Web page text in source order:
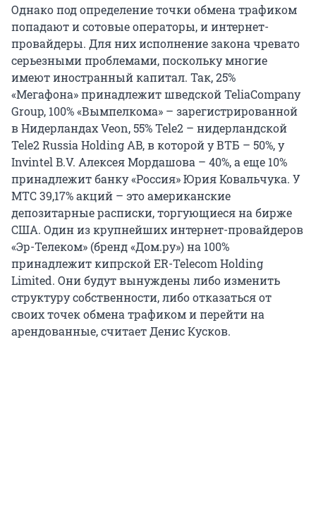
Однако под определение точки обмена трафиком
попадают и сотовые операторы, и интернет-
провайдеры. Для них исполнение закона чревато
серьезными проблемами, поскольку многие
имеют иностранный капитал. Так, 25%
«Мегафона» принадлежит шведской TeliaCompany
Group, 100% «Вымпелкома» – зарегистрированной
в Нидерландах Veon, 55% Tele2 – нидерландской
Tele2 Russia Holding AB, в которой у ВТБ – 50%, у
Invintel B.V. Алексея Мордашова – 40%, а еще 10%
принадлежит банку «Россия» Юрия Ковальчука. У
МТС 39,17% акций – это американские
депозитарные расписки, торгующиеся на бирже
США. Один из крупнейших интернет-провайдеров
«Эр-Телеком» (бренд «Дом.ру») на 100%
принадлежит кипрской ER-Telecom Holding
Limited. Они будут вынуждены либо изменить
структуру собственности, либо отказаться от
своих точек обмена трафиком и перейти на
арендованные, считает Денис Кусков.